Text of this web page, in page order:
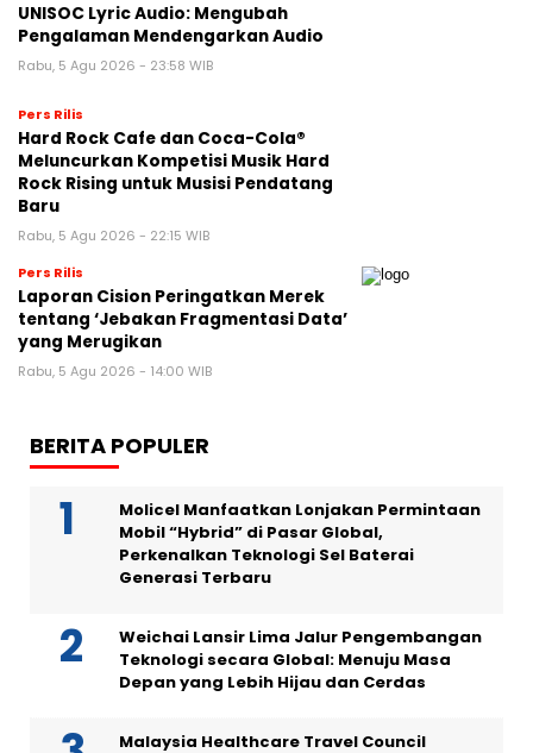
UNISOC Lyric Audio: Mengubah
Pengalaman Mendengarkan Audio
Rabu, 5 Agu 2026 - 23:58 WIB
Pers Rilis
Hard Rock Cafe dan Coca-Cola®
Meluncurkan Kompetisi Musik Hard
Rock Rising untuk Musisi Pendatang
Baru
Rabu, 5 Agu 2026 - 22:15 WIB
Pers Rilis
Laporan Cision Peringatkan Merek
tentang ‘Jebakan Fragmentasi Data’
yang Merugikan
Rabu, 5 Agu 2026 - 14:00 WIB
BERITA POPULER
Molicel Manfaatkan Lonjakan Permintaan
Mobil “Hybrid” di Pasar Global,
Perkenalkan Teknologi Sel Baterai
Generasi Terbaru
Weichai Lansir Lima Jalur Pengembangan
Teknologi secara Global: Menuju Masa
Depan yang Lebih Hijau dan Cerdas
Malaysia Healthcare Travel Council